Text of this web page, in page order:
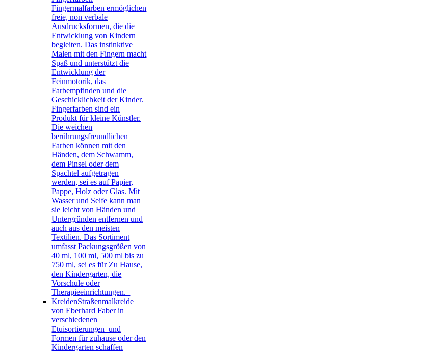
Fingermalfarben ermöglichen
freie, non verbale
Ausdrucksformen, die die
Entwicklung von Kindern
begleiten. Das instinktive
Malen mit den Fingern macht
Spaß und unterstützt die
Entwicklung der
Feinmotorik, das
Farbempfinden und die
Geschicklichkeit der Kinder.
Fingerfarben sind ein
Produkt für kleine Künstler.
Die weichen
berührungsfreundlichen
Farben können mit den
Händen, dem Schwamm,
dem Pinsel oder dem
Spachtel aufgetragen
werden, sei es auf Papier,
Pappe, Holz oder Glas. Mit
Wasser und Seife kann man
sie leicht von Händen und
Untergründen entfernen und
auch aus den meisten
Textilien. Das Sortiment
umfasst Packungsgrößen von
40 ml, 100 ml, 500 ml bis zu
750 ml, sei es für Zu Hause,
den Kindergarten, die
Vorschule oder
Therapieeinrichtungen.
KreidenStraßenmalkreide
von Eberhard Faber in
verschiedenen
Etuisortierungen und
Formen für zuhause oder den
Kindergarten schaffen